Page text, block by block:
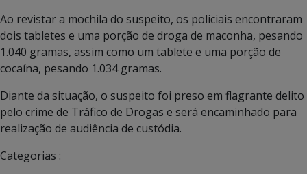
Ao revistar a mochila do suspeito, os policiais encontraram
dois tabletes e uma porção de droga de maconha, pesando
1.040 gramas, assim como um tablete e uma porção de
cocaína, pesando 1.034 gramas.
Diante da situação, o suspeito foi preso em flagrante delito
pelo crime de Tráfico de Drogas e será encaminhado para
realização de audiência de custódia.
Categorias :